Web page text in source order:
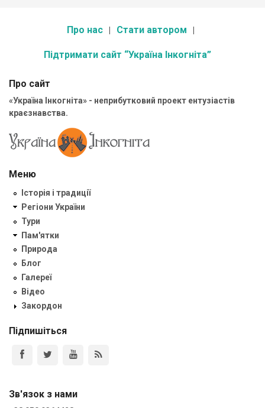
Про нас Стати автором
Підтримати сайт “Україна Інкогніта”
Про сайт
«Україна Інкогніта» - неприбутковий проект ентузіастів
краєзнавства.
Меню
Історія і традиції
Регіони України
Тури
Пам'ятки
Природа
Блог
Галереї
Відео
Закордон
Підпишіться
Зв'язок з нами